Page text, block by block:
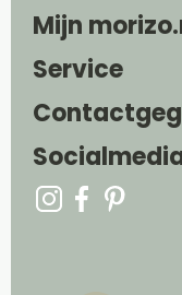
Mijn
Service